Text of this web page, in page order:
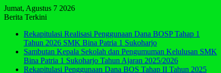
Jumat, Agustus 7 2026
Berita Terkini
Rekapitulasi Realisasi Penggunaan Dana BOSP Tahap 1
Tahun 2026 SMK Bina Patria 1 Sukoharjo
Sambutan Kepala Sekolah dan Pengumuman Kelulusan SMK
Bina Patria 1 Sukoharjo Tahun Ajaran 2025/2026
Rekapitulasi Penggunaan Dana BOS Tahap II Tahun 2025